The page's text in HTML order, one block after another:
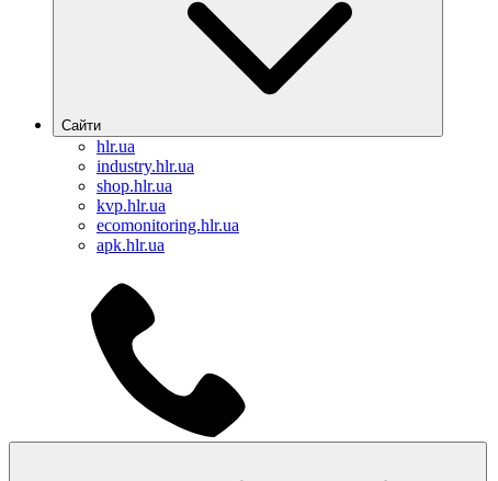
Сайти
hlr.ua
industry.hlr.ua
shop.hlr.ua
kvp.hlr.ua
ecomonitoring.hlr.ua
apk.hlr.ua